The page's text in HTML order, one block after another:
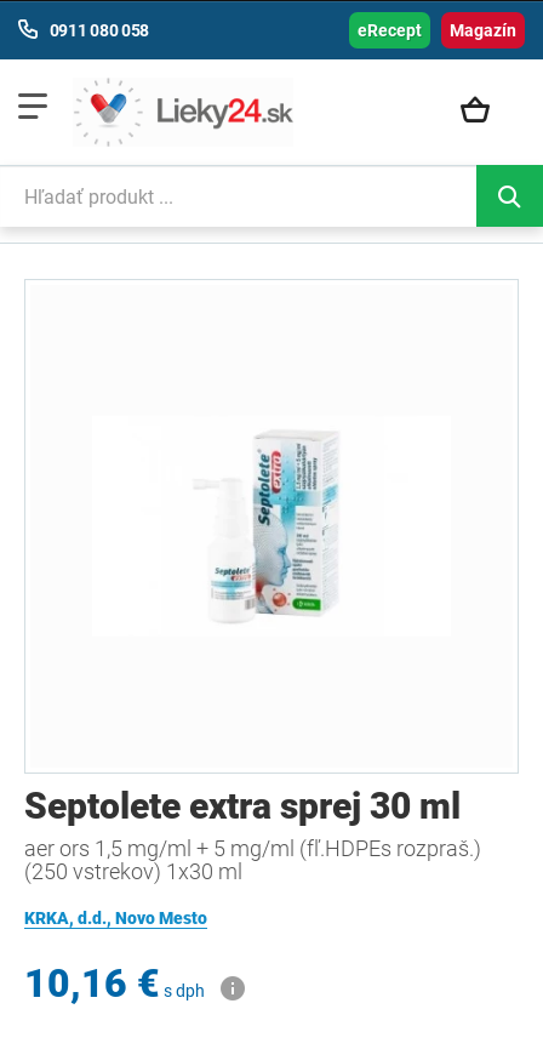
Magazín
0911 080 058 eRecept
Septolete extra sprej 30 ml
aer ors 1,5 mg/ml + 5 mg/ml (fľ.HDPEs rozpraš.)
(250 vstrekov) 1x30 ml
KRKA, d.d., Novo Mesto
10,16 € s dph